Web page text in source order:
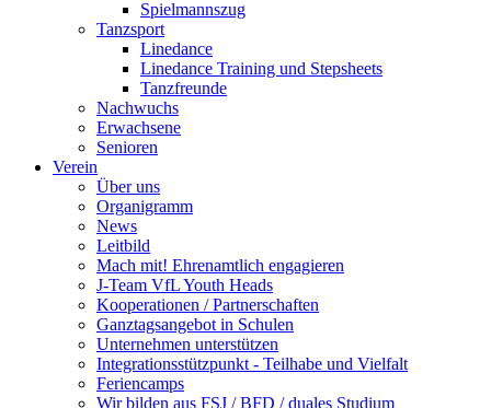
Spielmannszug
Tanzsport
Linedance
Linedance Training und Stepsheets
Tanzfreunde
Nachwuchs
Erwachsene
Senioren
Verein
Über uns
Organigramm
News
Leitbild
Mach mit! Ehrenamtlich engagieren
J-Team VfL Youth Heads
Kooperationen / Partnerschaften
Ganztagsangebot in Schulen
Unternehmen unterstützen
Integrationsstützpunkt - Teilhabe und Vielfalt
Feriencamps
Wir bilden aus FSJ / BFD / duales Studium